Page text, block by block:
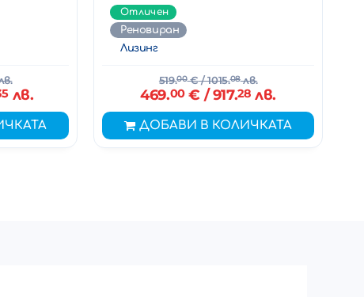
лв.
Отличен
Реновиран
Лизинг
519.00€/ 1015.08лв.
469.00€ / 917.28 лв.
ДОБАВИ В КОЛИЧКАТА